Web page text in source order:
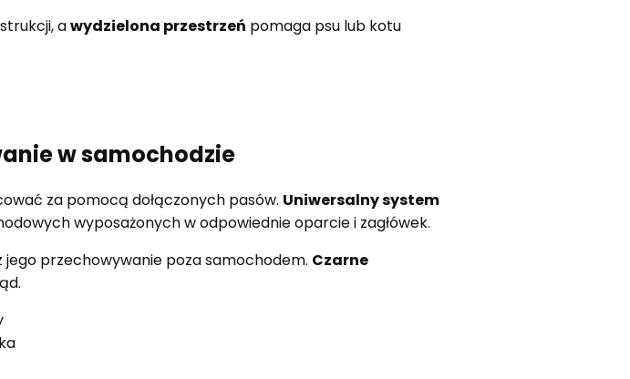
awydzielona przestrzeń pomaga psu lub kotu
w samochodzie
za pomocą dołączonych pasów. Uniwersalny system
wyposażonych w odpowiednie oparcie i zagłówek.
jego przechowywanie poza samochodem. Czarne